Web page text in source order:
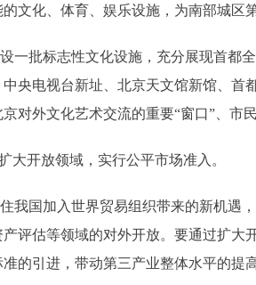
的文化、体育、娱乐设施，为南部城区
批标志性文化设施，充分展现首都全
中央电视台新址、北京天文馆新馆、首
京对外文化艺术交流的重要“窗口”、市
开放领域，实行公平市场准入。
国加入世界贸易组织带来的新机遇，
产评估等领域的对外开放。要通过扩大
准的引进，带动第三产业整体水平的提